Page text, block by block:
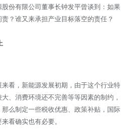
份有限公司董事长钟发平曾谈到：如果
？谁又来承担产业目标落空的责任？
看，新能源发展初期，由于这个行业特
、消费环境还不完善等等因素的制约，
么制定一些税收优惠、政策补贴，国际
看确实也有必要。